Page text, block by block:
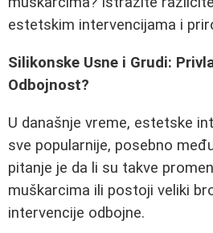
estetskim intervencijama i
Silikonske Usne i Grudi:
Odbojnost?
U današnje vreme, estetske
sve popularnije, posebno
pitanje je da li su takve
muškarcima ili postoji veliki
intervencije odbojne.